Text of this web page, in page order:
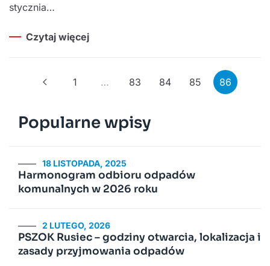
stycznia…
Czytaj więcej
1 … 83 84 85 86
Popularne wpisy
18 LISTOPADA, 2025
Harmonogram odbioru odpadów
komunalnych w 2026 roku
2 LUTEGO, 2026
PSZOK Rusiec – godziny otwarcia, lokalizacja i
zasady przyjmowania odpadów